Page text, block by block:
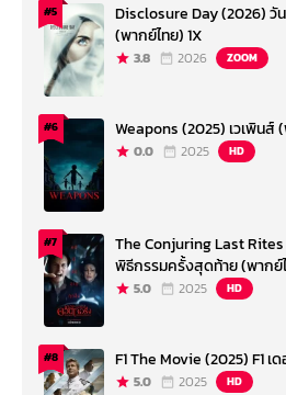
#5
Disclosure Day (2026) วั
(พากย์ไทย) 1X
3.8 2026 ZOOM
#6 Weapons (2025) เวเพินส์
0.0 2025 HD
#7
The Conjuring Last
พิธีกรรมครั้งสุดท้าย (พากย์
5.0 2025 HD
#8 F1 The Movie (2025) F1 เ
5.0 2025 HD